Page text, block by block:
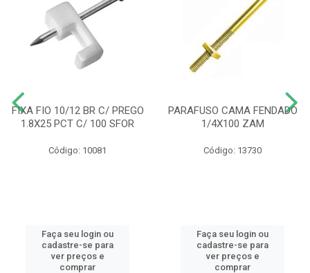
FIXA FIO 10/12 BR C/ PREGO
1.8X25 PCT C/ 100 SFOR
Código: 10081
Faça seu login ou
cadastre-se para
ver preços e
comprar
PARAFUSO CAMA FENDADO
1/4X100 ZAM
Código: 13730
Faça seu login ou
cadastre-se para
ver preços e
comprar